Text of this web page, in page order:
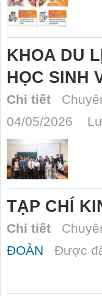
KHOA DU
HỌC SINH
Chi tiết
04/05/2026
TẠP CHÍ
Chi tiết
ĐOÀN Được